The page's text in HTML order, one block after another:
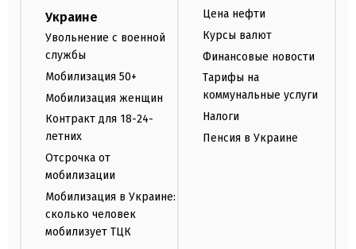
Украине
Увольнение с военной
службы
Мобилизация 50+
Мобилизация женщин
Контракт для 18-24-
летних
Отсрочка от
мобилизации
Мобилизация в Украине:
сколько человек
мобилизует ТЦК
Цена нефти
Курсы валют
Финансовые новости
Тарифы на
коммунальные услуги
Налоги
Пенсия в Украине